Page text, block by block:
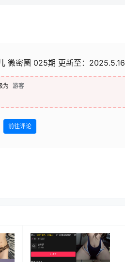
微密圈 025期 更新至：2025.5.16
为 游客
前往评论